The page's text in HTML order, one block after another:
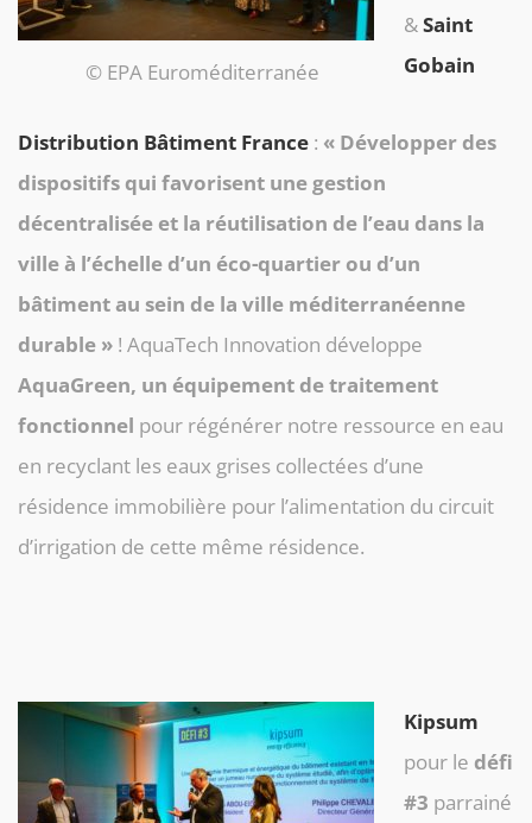
© EPA Euroméditerranée
&Saint
Gobain
Distribution Bâtiment France : « Développer des
dispositifs qui favorisent une gestion
décentralisée et la réutilisation de l’eau dans la
ville à l’échelle d’un éco-quartier ou d’un
bâtiment au sein de la ville méditerranéenne
durable » ! AquaTech Innovation développe
AquaGreen, un équipement de traitement
fonctionnel pour régénérer notre ressource en eau
en recyclant les eaux grises collectées d’une
résidence immobilière pour l’alimentation du circuit
d’irrigation de cette même résidence.
Kipsum
pour le défi
#3 parrainé